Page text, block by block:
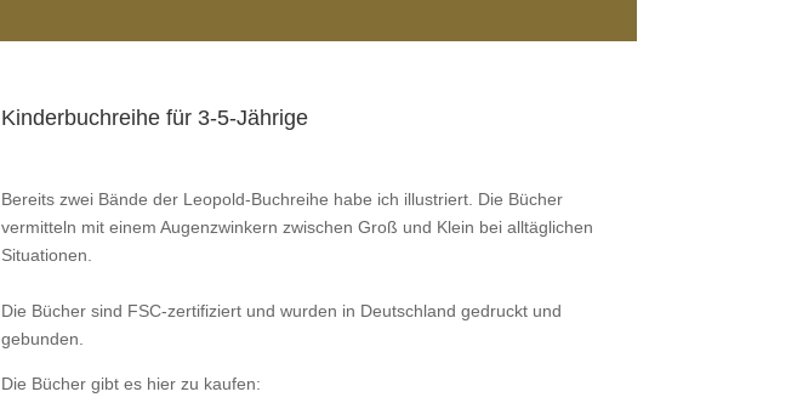
Kinderbuchreihe für 3-5-Jährige
Bereits zwei Bände der Leopold-Buchreihe habe ich illustriert. Die Bücher
vermitteln mit einem Augenzwinkern zwischen Groß und Klein bei alltäglichen
Situationen.
Die Bücher sind FSC-zertifiziert und wurden in Deutschland gedruckt und
gebunden.
Die Bücher gibt es hier zu kaufen: